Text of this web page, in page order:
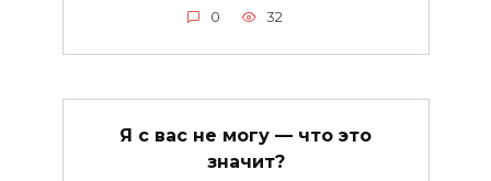
0 32
Я с вас не могу — что это
значит?